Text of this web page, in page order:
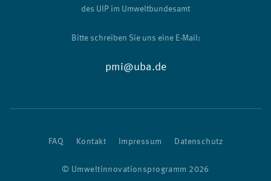
des UIP im Umweltbundesamt
Bitte schreiben Sie uns eine E-Mail:
pmi@uba.de
FAQ Kontakt Impressum Datenschutz
© Umweltinnovationsprogramm 2026